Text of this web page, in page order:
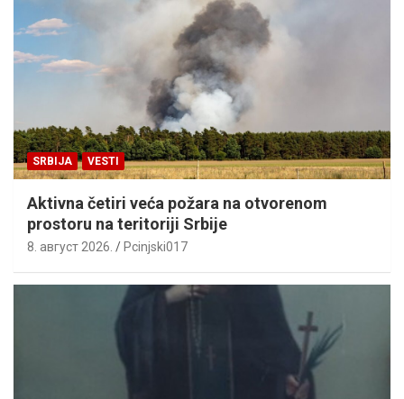
SRBIJA VESTI
Aktivna četiri veća požara na otvorenom
prostoru na teritoriji Srbije
8. август 2026. Pcinjski017